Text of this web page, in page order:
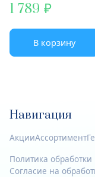
1 789
В корзину
Навигация
АкцииАссортимент
Политика
Согласие на